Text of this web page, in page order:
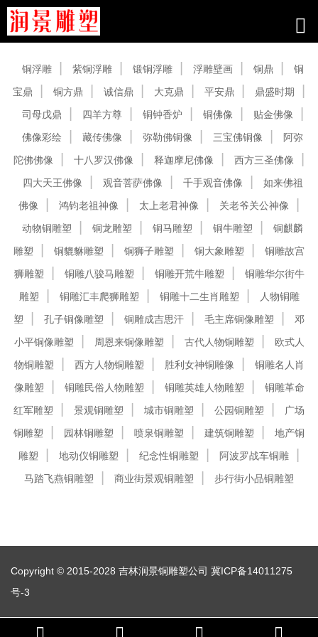
铜浮雕 紫铜浮雕 锻铜浮雕 浮雕壁画 铜鼎
铜
宝鼎
铜方鼎 诚信鼎 大克鼎 平安鼎
鼎盛时期
司母戊鼎
四羊方尊 铜钟香炉 铜佛像
贴金佛像
佛像彩绘
藏传佛像 弥勒佛铜像 三宝佛铜像
阿弥
陀佛佛像
十八罗汉佛像 释迦摩尼佛像
西方三圣佛像
四大天王佛像
观音菩萨佛像 千手观音佛像
如来佛祖
佛像
鸿钧老祖神像 太上老君神像
关老爷关公神像
动物铜雕塑
铜龙雕塑 铜马雕塑 铜牛雕塑
铜麒麟
雕塑
铜貔貅雕塑 铜狮子雕塑 铜大象雕塑
铜雕故宫
狮雕塑
铜雕八骏马雕塑 铜雕开荒牛雕塑
铜雕华尔街牛
雕塑
铜雕汇丰爬狮雕塑 铜雕十二生肖雕塑
人物铜雕
塑
孔子铜像雕塑 铜雕成吉思汗 毛主席铜像雕塑
邓
小平铜像雕塑
周恩来铜像雕塑 古代人物铜雕塑
欧式人
物铜雕塑
西方人物铜雕塑 胜利女神铜雕像
铜雕名人肖
像雕塑
铜雕民俗人物雕塑 铜雕英雄人物雕塑
铜雕革命
红军雕塑
景观铜雕塑 城市铜雕塑 公园铜雕塑
广场
铜雕塑
园林铜雕塑 喷泉铜雕塑 建筑铜雕塑
地产铜
雕塑
地动仪铜雕塑 纪念性铜雕塑
阿波罗战车铜雕
马踏飞燕铜雕塑
商业街景观铜雕塑 步行街小品铜雕塑
Copyright © 2015-2028 吉林润景铜雕塑公司 冀ICP备14011275
号-3